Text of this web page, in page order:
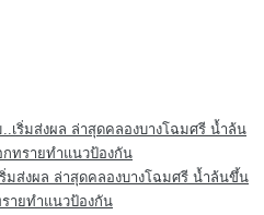
ริ่มส่งผล ล่าสุดคลองบางโฉมศรี น้ำล้นขึ้น
ายทำแนวป้องกัน